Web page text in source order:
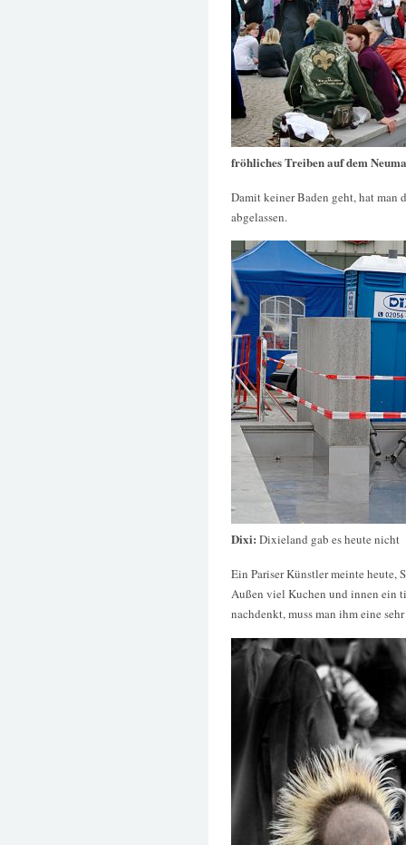
fröhliches Treiben auf dem
Damit keiner Baden geht, hat man
abgelassen.
Dixi: Dixieland gab es heute nicht
Ein Pariser Künstler meinte heute,
Außen viel Kuchen und innen ein
nachdenkt, muss man ihm eine